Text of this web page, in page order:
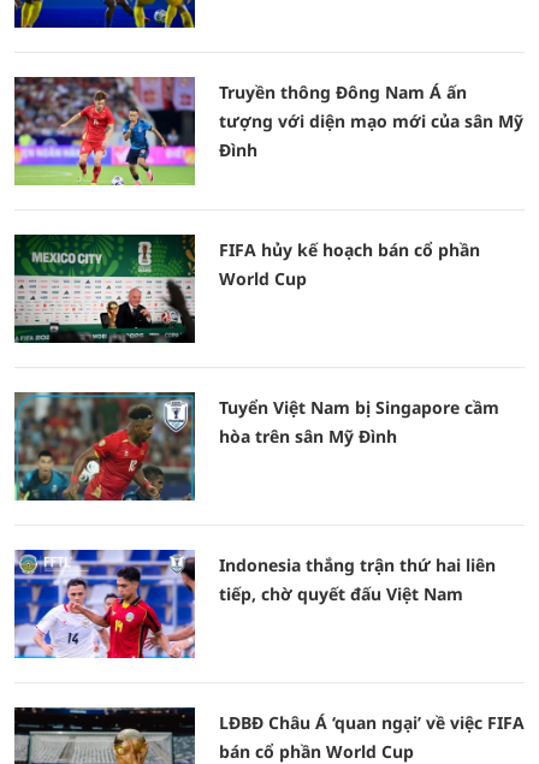
Truyền thông Đông Nam Á ấn
tượng với diện mạo mới của sân Mỹ
Đình
FIFA hủy kế hoạch bán cổ phần
World Cup
Tuyển Việt Nam bị Singapore cầm
hòa trên sân Mỹ Đình
Indonesia thắng trận thứ hai liên
tiếp, chờ quyết đấu Việt Nam
LĐBĐ Châu Á ‘quan ngại’ về việc FIFA
bán cổ phần World Cup